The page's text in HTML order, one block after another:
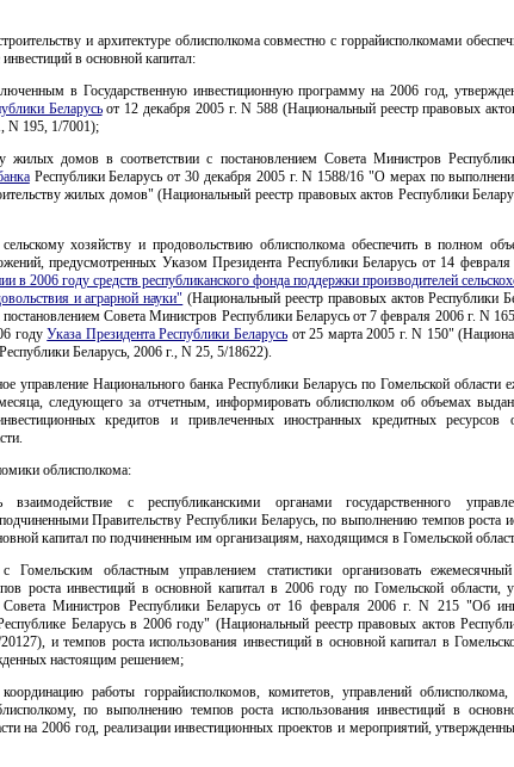
и архитектуре облисполкома совместно с горрайисполкомами
в основной капитал:
в Государственную инвестиционную программу на 2006 год,
Беларусьот 12 декабря 2005 г. N 588 (Национальный реестр правовых
N 195, 1/7001);
жилых домов в соответствии с постановлением Совета Министров
Республики Беларусь от 30 декабря 2005 г. N 1588/16 "О мерах по
жилых домов" (Национальный реестр правовых актов Республики
хозяйству и продовольствию облисполкома обеспечить в полном
предусмотренных Указом Президента Республики Беларусь от 14
в 2006 году средств республиканского фонда поддержки производителей
и аграрной науки" (Национальный реестр правовых актов Республики
Совета Министров Республики Беларусь от 7 февраля 2006 г. N
годуУказа Президента Республики Беларусьот 25 марта 2005 г. N 150"
Беларусь, 2006 г., N 25, 5/18622).
управление Национального банка Республики Беларусь по Гомельской области
следующего за отчетным, информировать облисполком об объемах
кредитов и привлеченных иностранных кредитных ресурсов
облисполкома:
взаимодействие с республиканскими органами государственного
Правительству Республики Беларусь, по выполнению темпов роста
капитал по подчиненным им организациям, находящимся в Гомельской
Гомельским областным управлением статистики организовать
роста инвестиций в основной капитал в 2006 году по Гомельской области,
Совета Министров Республики Беларусь от 16 февраля 2006 г. N 215 "Об
Беларусь в 2006 году" (Национальный реестр правовых актов
и темпов роста использования инвестиций в основной капитал в
настоящим решением;
работы горрайисполкомов, комитетов, управлений облисполкома,
по выполнению темпов роста использования инвестиций в
на 2006 год, реализации инвестиционных проектов и мероприятий,